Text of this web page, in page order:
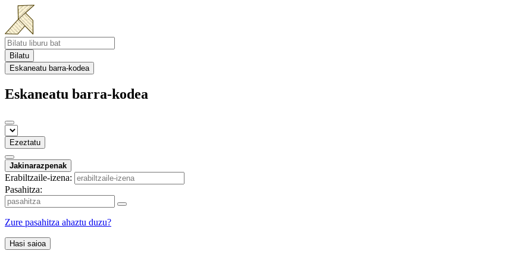
Bilatu
Eskaneatu barra-kodea
Eskaneatu barra-kodea
Ezeztatu
Jakinarazpenak
Erabiltzaile-izena:
Pasahitza:
Zure pasahitza ahaztu duzu?
Hasi saioa